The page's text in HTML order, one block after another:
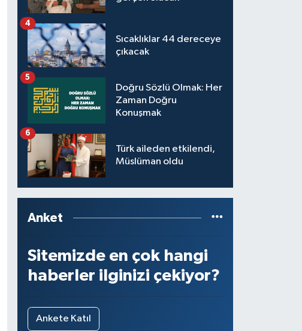
Sıcaklıklar 44 dereceye
çıkacak
4
Doğru Sözlü Olmak: Her
Zaman Doğru
Konuşmak
5
Türk aileden etkilendi,
Müslüman oldu
6
Anket
Sitemizde en çok hangi
haberler ilginizi çekiyor?
Ankete Katıl